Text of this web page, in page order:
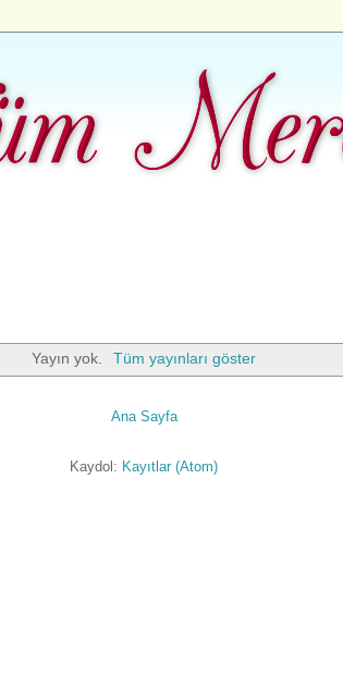
Yayın yok. Tüm yayınları göster
Ana Sayfa
Kaydol: Kayıtlar (Atom)